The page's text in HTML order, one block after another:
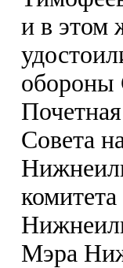
и в этом
обороны
Совета
Мэра